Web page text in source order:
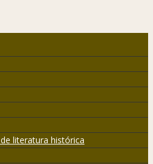
literatura histórica